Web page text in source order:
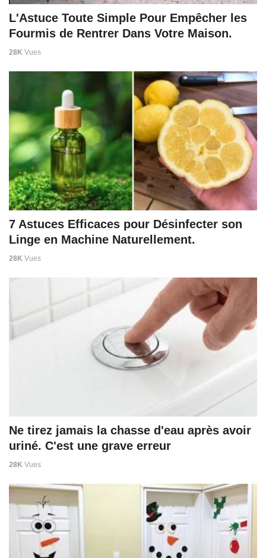
L'Astuce Toute Simple Pour Empêcher les
Fourmis de Rentrer Dans Votre Maison.
28K Vues
7 Astuces Efficaces pour Désinfecter son
Linge en Machine Naturellement.
28K Vues
Ne tirez jamais la chasse d'eau après avoir
uriné. C'est une grave erreur
28K Vues